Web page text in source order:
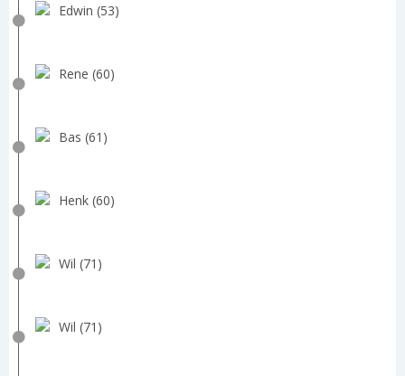
Edwin (53)
Rene (60)
Bas (61)
Henk (60)
Wil (71)
Wil (71)